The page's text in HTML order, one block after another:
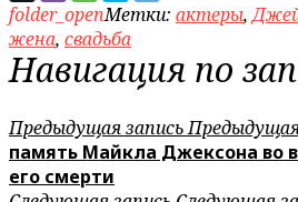
folder_openМетки: актеры,
жена, свадьба
Навигация по
Предыдущая запись
память Майкла Джексона во
его смерти